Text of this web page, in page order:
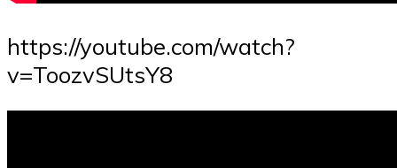
https://youtube.com/watch?
v=ToozvSUtsY8